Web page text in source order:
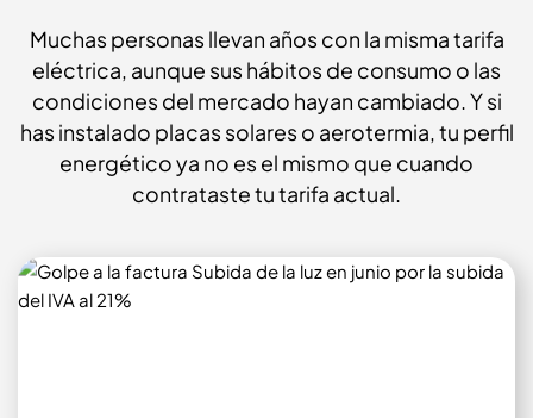
Muchas personas llevan años con la misma tarifa
eléctrica, aunque sus hábitos de consumo o las
condiciones del mercado hayan cambiado. Y si
has instalado placas solares o aerotermia, tu perfil
energético ya no es el mismo que cuando
contrataste tu tarifa actual.